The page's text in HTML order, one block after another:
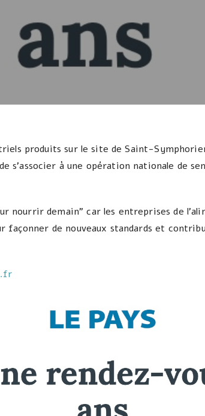
produits sur le site de Saint-
s’associer à une opération nationale de
nourrir demain” car les entreprises de
façonner de nouveaux standards et